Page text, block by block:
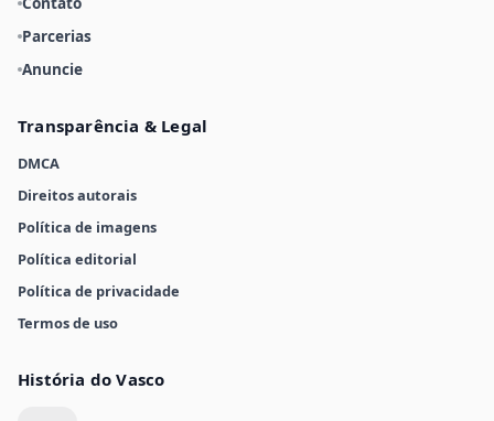
Parcerias
Anuncie
Transparência & Legal
DMCA
Direitos autorais
Política de imagens
Política editorial
Política de privacidade
Termos de uso
História do Vasco